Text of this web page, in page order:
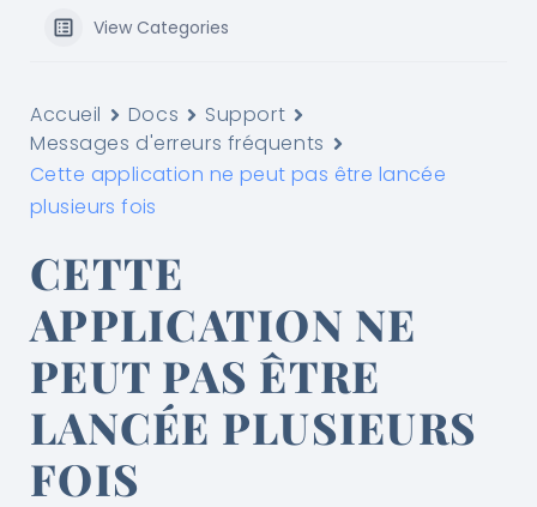
View Categories
Accueil Docs
Support
Messages d'erreurs fréquents
Cette application ne peut pas être lancée
plusieurs fois
CETTE
APPLICATION NE
PEUT PAS ÊTRE
LANCÉE PLUSIEURS
FOIS